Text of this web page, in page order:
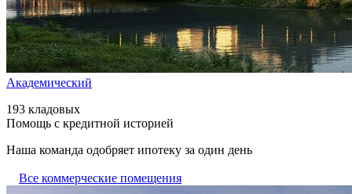
Академический
193 кладовых
Помощь с кредитной историей
Наша команда одобряет ипотеку за один день
Все коммерческие помещения